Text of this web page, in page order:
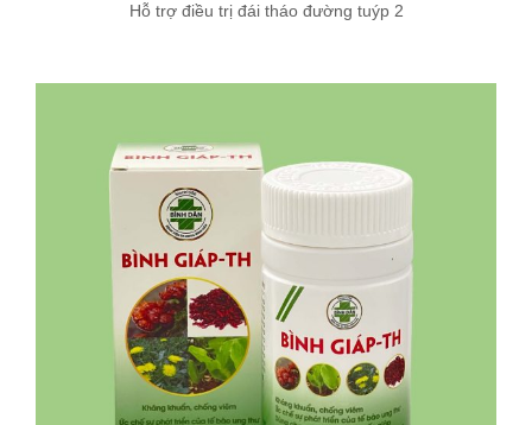
Hỗ trợ điều trị đái tháo đường tuýp 2